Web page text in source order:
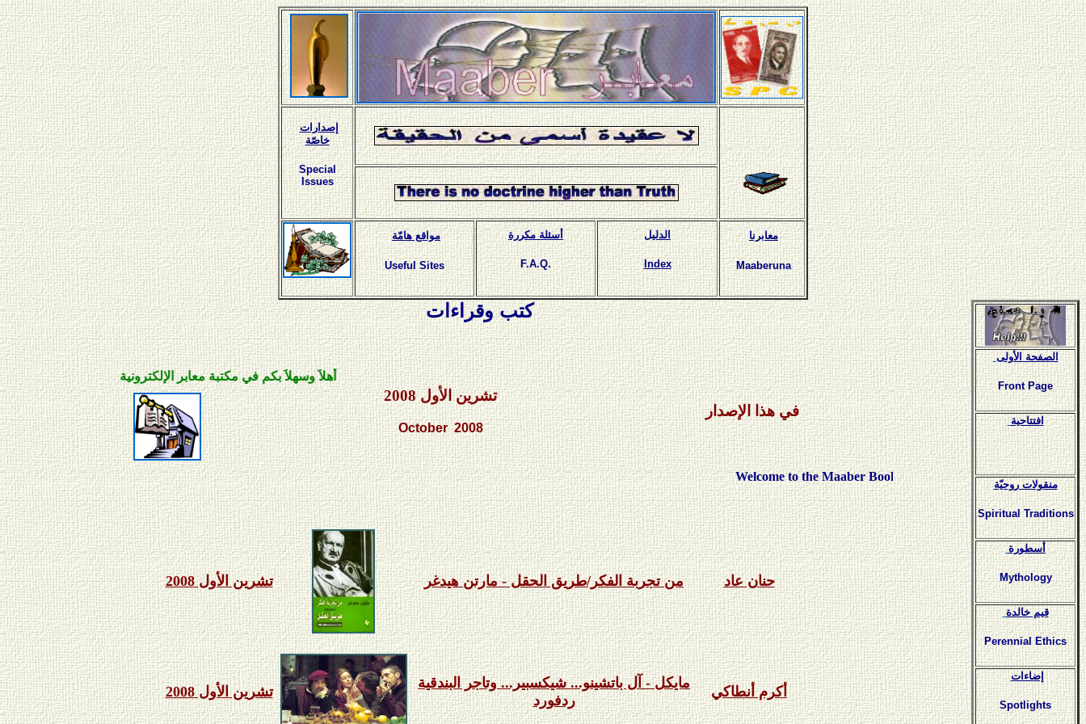
إصدارات
خاصّة
Special
Issues
مواقع هامّة
Useful Sites
أسئلة مكررة
F.A.Q.
الدليل
Index
معابرنا
Maaberuna
كتب وقراءات
أهلاَ وسهلاَ بكم في مكتبة معابر الإلكترونية
تشرين الأول 2008
October 2008
في هذا الإصدار
Welcome to the Maaber Bookshop
تشرين الأول 2008 من تجربة الفكر/طريق الحقل - مارتن هيدغر حنان عاد
تشرين الأول 2008
آل باتشينو... شيكسبير... وتاجر البندقية -مايكل
ردفورد
أكرم أنطاكي
الصفحة الأولى
Front Page
افتتاحية
منقولات روحيّة
Spiritual Traditions
أسطورة
Mythology
قيم خالدة
Perennial Ethics
إضاءات
Spotlights